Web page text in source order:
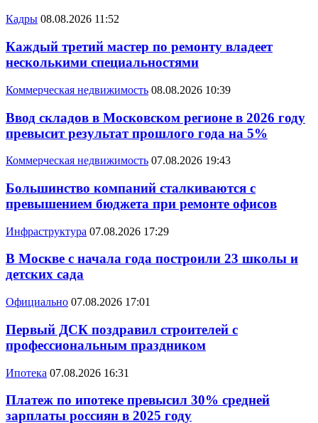
Кадры 08.08.2026 11:52
Каждый третий мастер по ремонту владеет
несколькими специальностями
Коммерческая недвижимость 08.08.2026 10:39
Ввод складов в Московском регионе в 2026 году
превысит результат прошлого года на 5%
Коммерческая недвижимость 07.08.2026 19:43
Большинство компаний сталкиваются с
превышением бюджета при ремонте офисов
Инфраструктура 07.08.2026 17:29
В Москве с начала года построили 23 школы и
детских сада
Официально 07.08.2026 17:01
Первый ДСК поздравил строителей с
профессиональным праздником
Ипотека 07.08.2026 16:31
Платеж по ипотеке превысил 30% средней
зарплаты россиян в 2025 году